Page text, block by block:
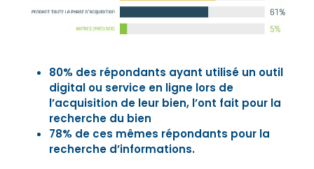
80% des répondants ayant utilisé un outil
digital ou service en ligne lors de
l’acquisition de leur bien, l’ont fait pour la
recherche du bien
78% de ces mêmes répondants pour la
recherche d’informations.